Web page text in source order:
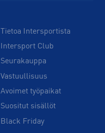
Tietoa Intersportista
Intersport Club
Seurakauppa
Vastuullisuus
Avoimet työpaikat
Suositut sisällöt
Black Friday